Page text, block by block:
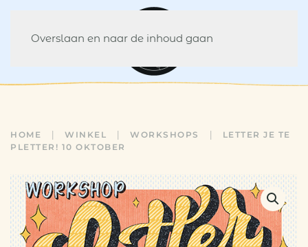
Overslaan en naar de inhoud gaan
HOME WINKEL WORKSHOPS
LETTER JE TE
PLETTER! 10 OKTOBER